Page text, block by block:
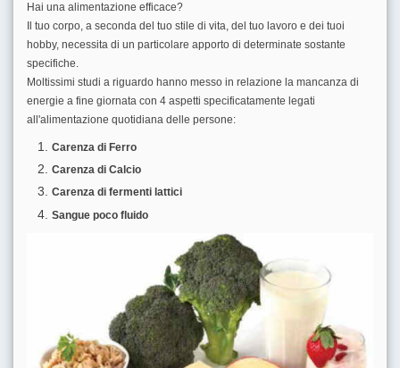
Hai una alimentazione efficace?
Il tuo corpo, a seconda del tuo stile di vita, del tuo lavoro e dei tuoi
hobby, necessita di un particolare apporto di determinate sostante
specifiche.
Moltissimi studi a riguardo hanno messo in relazione la mancanza di
energie a fine giornata con 4 aspetti specificatamente legati
all'alimentazione quotidiana delle persone:
Carenza di Ferro
Carenza di Calcio
Carenza di fermenti lattici
Sangue poco fluido